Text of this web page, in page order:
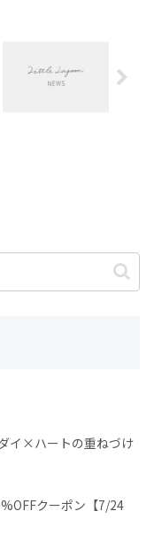
イ×ハートの重ねづけ
クーポン【7/24